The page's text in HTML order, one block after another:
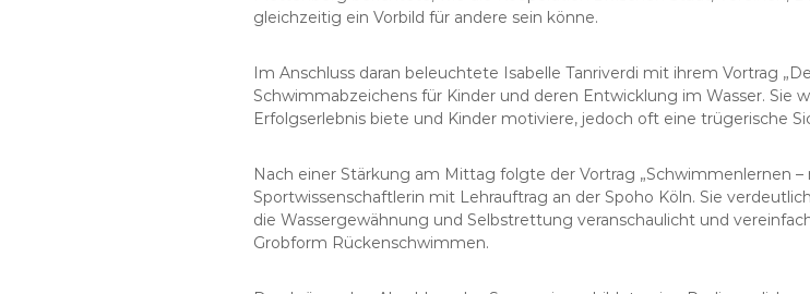
gleichzeitig ein Vorbild für andere sein könne.
Im Anschluss daran beleuchtete Isabelle Tanriverdi mit ihrem Vortrag
Schwimmabzeichens für Kinder und deren Entwicklung im Wasser. Sie
Erfolgserlebnis biete und Kinder motiviere, jedoch oft eine trügerische
Nach einer Stärkung am Mittag folgte der Vortrag „Schwimmenlernen –
Sportwissenschaftlerin mit Lehrauftrag an der Spoho Köln. Sie
die Wassergewähnung und Selbstrettung veranschaulicht und
Grobform Rückenschwimmen.